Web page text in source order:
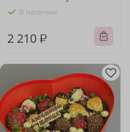
В наличии
2 210 ₽